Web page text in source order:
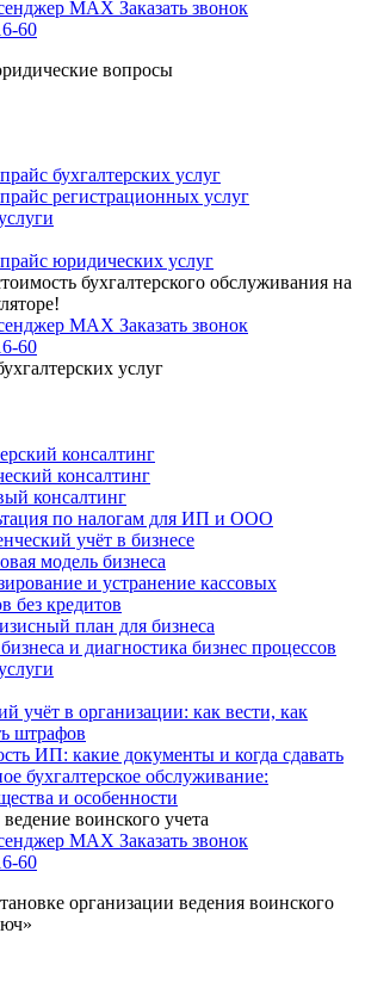
MAX Заказать звонок
60
вопросы
бухгалтерских услуг
регистрационных услуг
юридических услуг
бухгалтерского обслуживания на
MAX Заказать звонок
60
услуг
консалтинг
консалтинг
консалтинг
по налогам для ИП и ООО
учёт в бизнесе
модель бизнеса
и устранение кассовых
без кредитов
план для бизнеса
и диагностика бизнес процессов
учёт в организации: как вести, как
штрафов
ИП: какие документы и когда сдавать
бухгалтерское обслуживание:
и особенности
воинского учета
MAX Заказать звонок
60
организации ведения воинского